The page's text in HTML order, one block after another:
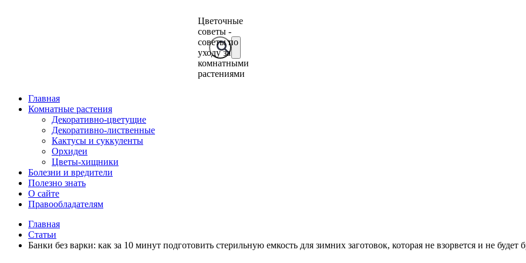
Цветочные
советы -
советы по
уходу за
комнатными
растениями
Главная
Комнатные растения
Декоративно-цветущие
Декоративно-лиственные
Кактусы и суккуленты
Орхидеи
Цветы-хищники
Болезни и вредители
Полезно знать
О сайте
Правообладателям
Главная
Статьи
Банки без варки: как за 10 минут подготовить стерильную емкость для зимних заготовок, которая не взорвется и не будет